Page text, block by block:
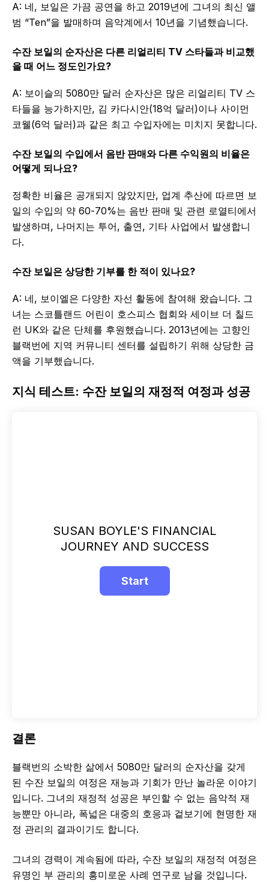
A: 네, 보일은 가끔 공연을 하고 2019년에 그녀의 최신 앨
범 “Ten”을 발매하며 음악계에서 10년을 기념했습니다.
수잔 보일의 순자산은 다른 리얼리티 TV 스타들과 비교했
을 때 어느 정도인가요?
A: 보이슬의 5080만 달러 순자산은 많은 리얼리티 TV 스
타들을 능가하지만, 김 카다시안(18억 달러)이나 사이먼
코웰(6억 달러)과 같은 최고 수입자에는 미치지 못합니다.
수잔 보일의 수입에서 음반 판매와 다른 수익원의 비율은
어떻게 되나요?
정확한 비율은 공개되지 않았지만, 업계 추산에 따르면 보
일의 수입의 약 60-70%는 음반 판매 및 관련 로열티에서
발생하며, 나머지는 투어, 출연, 기타 사업에서 발생합니
다.
수잔 보일은 상당한 기부를 한 적이 있나요?
A: 네, 보이엘은 다양한 자선 활동에 참여해 왔습니다. 그
녀는 스코틀랜드 어린이 호스피스 협회와 세이브 더 칠드
런 UK와 같은 단체를 후원했습니다. 2013년에는 고향인
블랙번에 지역 커뮤니티 센터를 설립하기 위해 상당한 금
액을 기부했습니다.
지식 테스트: 수잔 보일의 재정적 여정과 성공
SUSAN BOYLE'S FINANCIAL
JOURNEY AND SUCCESS
결론
블랙번의 소박한 삶에서 5080만 달러의 순자산을 갖게
된 수잔 보일의 여정은 재능과 기회가 만난 놀라운 이야기
입니다. 그녀의 재정적 성공은 부인할 수 없는 음악적 재
능뿐만 아니라, 폭넓은 대중의 호응과 겉보기에 현명한 재
정 관리의 결과이기도 합니다.
그녀의 경력이 계속됨에 따라, 수잔 보일의 재정적 여정은
유명인 부 관리의 흥미로운 사례 연구로 남을 것입니다.